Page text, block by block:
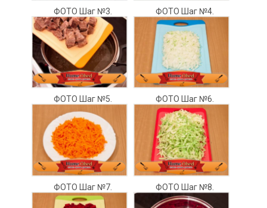
ФОТО Шаг №3. ФОТО Шаг №4.
ФОТО Шаг №5. ФОТО Шаг №6.
ФОТО Шаг №7. ФОТО Шаг №8.